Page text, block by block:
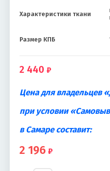
Характеристики ткани
Размер КПБ
2 440
Цена для владельцев
при условии
в Самаре составит:
2 196